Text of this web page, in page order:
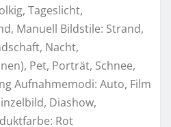
Tageslicht,
Manuell Bildstile: Strand,
Nacht,
Pet, Porträt, Schnee,
Aufnahmemodi: Auto, Film
Diashow,
Rot